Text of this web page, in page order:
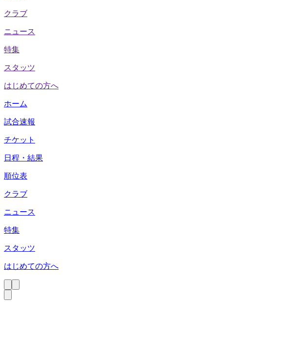
クラブ
ニュース
特集
スタッツ
はじめての方へ
ホーム
試合速報
チケット
日程・結果
順位表
クラブ
ニュース
特集
スタッツ
はじめての方へ